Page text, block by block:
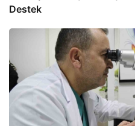
Destek